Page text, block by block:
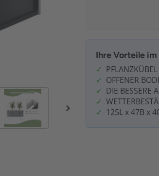
Ihre Vorteile
PFLANZKÜBEL
OFFENER
DIE BESSERE
125L x 47B x